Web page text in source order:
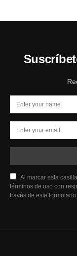
Al marcar esta
términos de uso con
través de este formulario.